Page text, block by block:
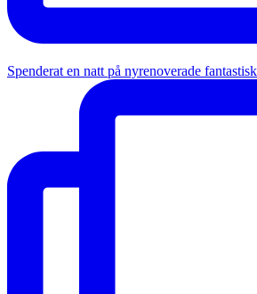
Spenderat en natt på nyrenoverade